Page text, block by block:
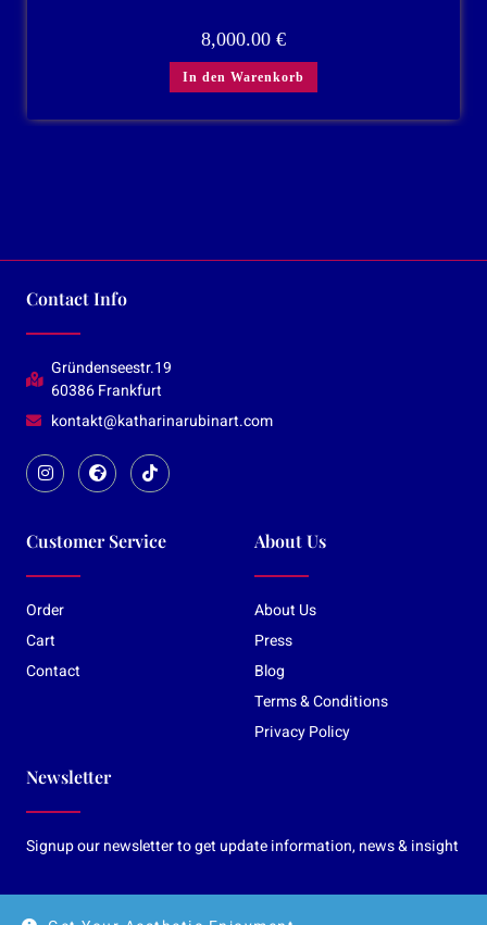
8,000.00 €
In den Warenkorb
Contact Info
Gründenseestr.19
60386 Frankfurt
kontakt@katharinarubinart.com
Customer Service
Order
Cart
Contact
About Us
About Us
Press
Blog
Terms & Conditions
Privacy Policy
Newsletter
Signup our newsletter to get update information, news & insight